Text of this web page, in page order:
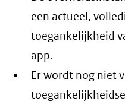
een actueel,
toegankelijkheid
app.
Er wordt nog niet